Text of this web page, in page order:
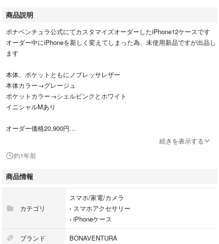
商品説明
ボナベンチュラ公式にてカスタマイズオーダーしたiPhone12ケースです
オーダー中にiPhoneを新しく変えてしまった為、未使用新品ですが出品し
ます
本体、ポケットともにノブレッサレザー
本体カラー→グレージュ
ポケットカラー→シェルピンクとホワイト
イニシャルMあり
オーダー価格20,900円
世界情勢による材料不足で配送遅延していて、出来上がりまで半年近く待
オーダー品は時間がかかるので、すぐに手元に欲しい方にぜひ。
iPhoneケース/iPhone11/iPhone12/iPhone13/iPhone14/iPhone15/iPhone16/
ケース/スマホケース/ボナベンチュラケース／ピンク/ベージュ/本革/革/レ
ザー
続きを表示する
約1年前
商品情報
カテゴリ
スマホ/家電/カメラ
› スマホアクセサリー
› iPhoneケース
ブランド BONAVENTURA